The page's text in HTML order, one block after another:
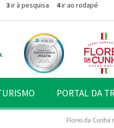
3ir à pesquisa 4ir ao rodapé
PORTAL DA
Flores da Cunha